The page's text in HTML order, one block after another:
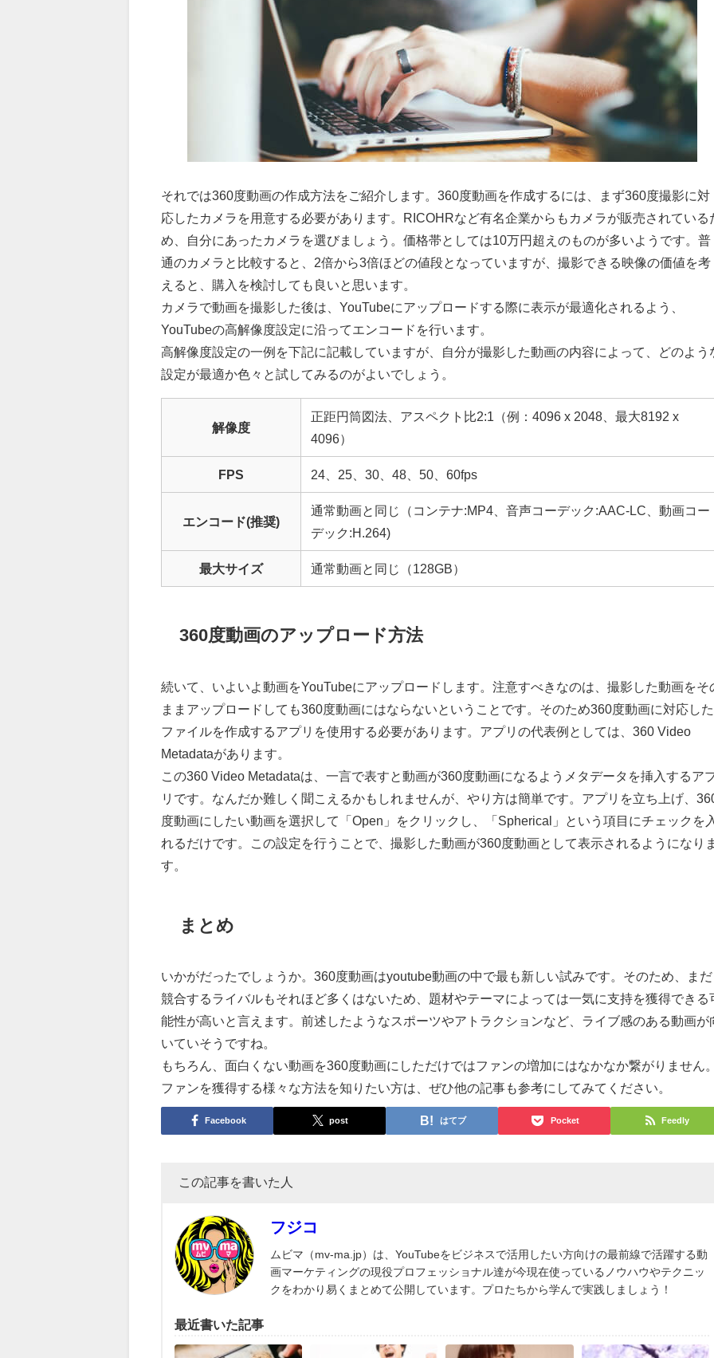
それでは360度動画の作成方法をご紹介します。360度動画を作成するには、まず360度撮影に対
応したカメラを用意する必要があります。RICOHRなど有名企業からもカメラが販売されている
め、自分にあったカメラを選びましょう。価格帯としては10万円超えのものが多いようです。普
通のカメラと比較すると、2倍から3倍ほどの値段となっていますが、撮影できる映像の価値を考
えると、購入を検討しても良いと思います。
カメラで動画を撮影した後は、YouTubeにアップロードする際に表示が最適化されるよう、
YouTubeの高解像度設定に沿ってエンコードを行います。
高解像度設定の一例を下記に記載していますが、自分が撮影した動画の内容によって、どのよう
設定が最適か色々と試してみるのがよいでしょう。
解像度
正距円筒図法、アスペクト比2:1（例：4096 x 2048、最大8192 x
4096）
FPS 24、25、30、48、50、60fps
エンコード(推奨)
通常動画と同じ（コンテナ:MP4、音声コーデック:AAC-LC、動画コー
デック:H.264)
最大サイズ 通常動画と同じ（128GB）
360度動画のアップロード方法
続いて、いよいよ動画をYouTubeにアップロードします。注意すべきなのは、撮影した動画をそ
ままアップロードしても360度動画にはならないということです。そのため360度動画に対応した
ファイルを作成するアプリを使用する必要があります。アプリの代表例としては、360 Video
Metadataがあります。
この360 Video Metadataは、一言で表すと動画が360度動画になるようメタデータを挿入するア
リです。なんだか難しく聞こえるかもしれませんが、やり方は簡単です。アプリを立ち上げ、
度動画にしたい動画を選択して「Open」をクリックし、「Spherical」という項目にチェックを
れるだけです。この設定を行うことで、撮影した動画が360度動画として表示されるようになり
す。
まとめ
いかがだったでしょうか。360度動画はyoutube動画の中で最も新しい試みです。そのため、まだ
競合するライバルもそれほど多くはないため、題材やテーマによっては一気に支持を獲得できる
能性が高いと言えます。前述したようなスポーツやアトラクションなど、ライブ感のある動画が
いていそうですね。
もちろん、面白くない動画を360度動画にしただけではファンの増加にはなかなか繋がりません
ファンを獲得する様々な方法を知りたい方は、ぜひ他の記事も参考にしてみてください。
Facebook post はてブ Pocket Feedly
この記事を書いた人
フジコ
ムビマ（mv-ma.jp）は、YouTubeをビジネスで活用したい方向けの最前線で活躍する動
画マーケティングの現役プロフェッショナル達が今現在使っているノウハウやテクニッ
クをわかり易くまとめて公開しています。プロたちから学んで実践しましょう！
最近書いた記事